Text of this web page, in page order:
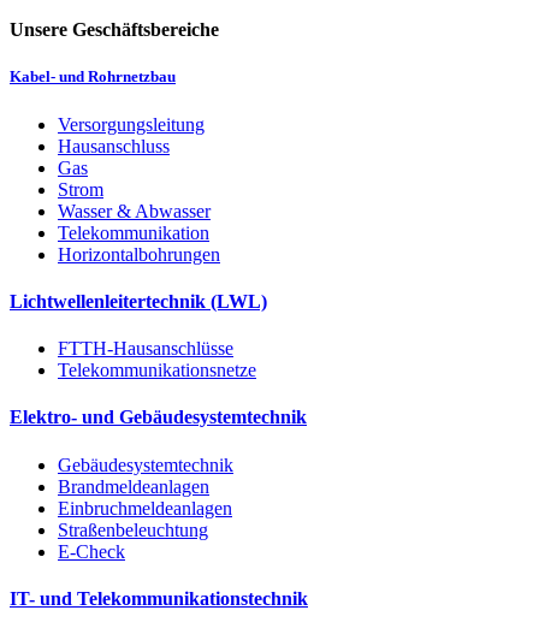
Unsere Geschäftsbereiche
Kabel- und Rohrnetzbau
Versorgungsleitung
Hausanschluss
Gas
Strom
Wasser & Abwasser
Telekommunikation
Horizontalbohrungen
Lichtwellenleitertechnik (LWL)
FTTH-Hausanschlüsse
Telekommunikationsnetze
Elektro- und Gebäudesystemtechnik
Gebäudesystemtechnik
Brandmeldeanlagen
Einbruchmeldeanlagen
Straßenbeleuchtung
E-Check
IT- und Telekommunikationstechnik